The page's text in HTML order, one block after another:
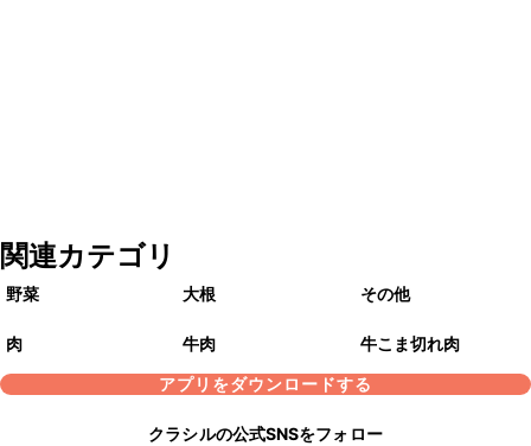
関連カテゴリ
野菜 大根 その他
肉 牛肉
牛こま切れ肉
アプリをダウンロードする
クラシルの公式SNSをフォロー